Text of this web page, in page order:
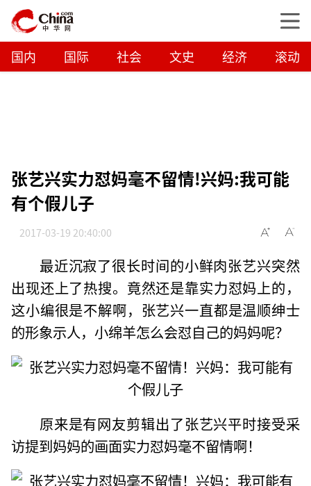
国内 国际 社会 文史 经济 滚动
张艺兴实力怼妈毫不留情!兴妈:我可能
有个假儿子
2017-03-19 20:40:00
最近沉寂了很长时间的小鲜肉张艺兴突然
出现还上了热搜。竟然还是靠实力怼妈上的，
这小编很是不解啊，张艺兴一直都是温顺绅士
的形象示人，小绵羊怎么会怼自己的妈妈呢？
原来是有网友剪辑出了张艺兴平时接受采
访提到妈妈的画面实力怼妈毫不留情啊！